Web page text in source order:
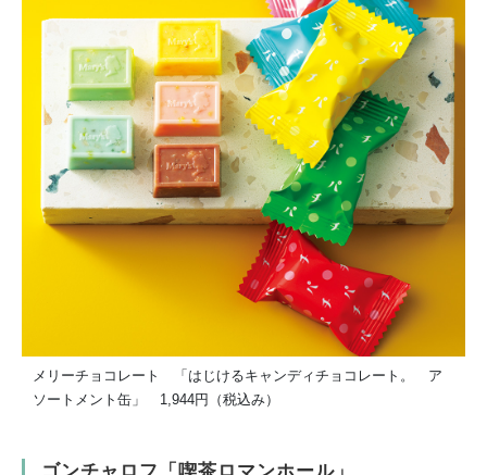
メリーチョコレート 「はじけるキャンディチョコレート。 ア
ソートメント缶」 1,944円（税込み）